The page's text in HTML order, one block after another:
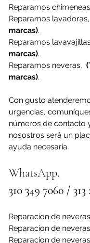
Reparamos
Reparamos lavadoras,
marcas).
Reparamos
marcas).
Reparamos neveras,
marcas).
Con gusto
urgencias,
números de contacto
nosostros será un
ayuda necesaria.
WhatsApp.
310 349 7060 / 313
Reparacion de
Reparacion de
Reparacion de